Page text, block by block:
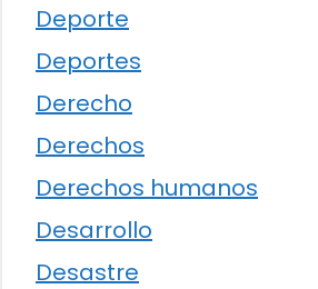
Deporte
Deportes
Derecho
Derechos
Derechos humanos
Desarrollo
Desastre